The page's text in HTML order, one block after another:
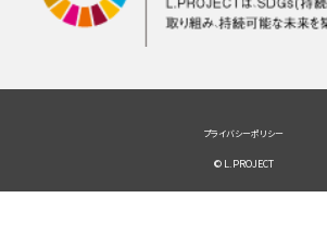
プライバシーポリシー
© L.PROJECT